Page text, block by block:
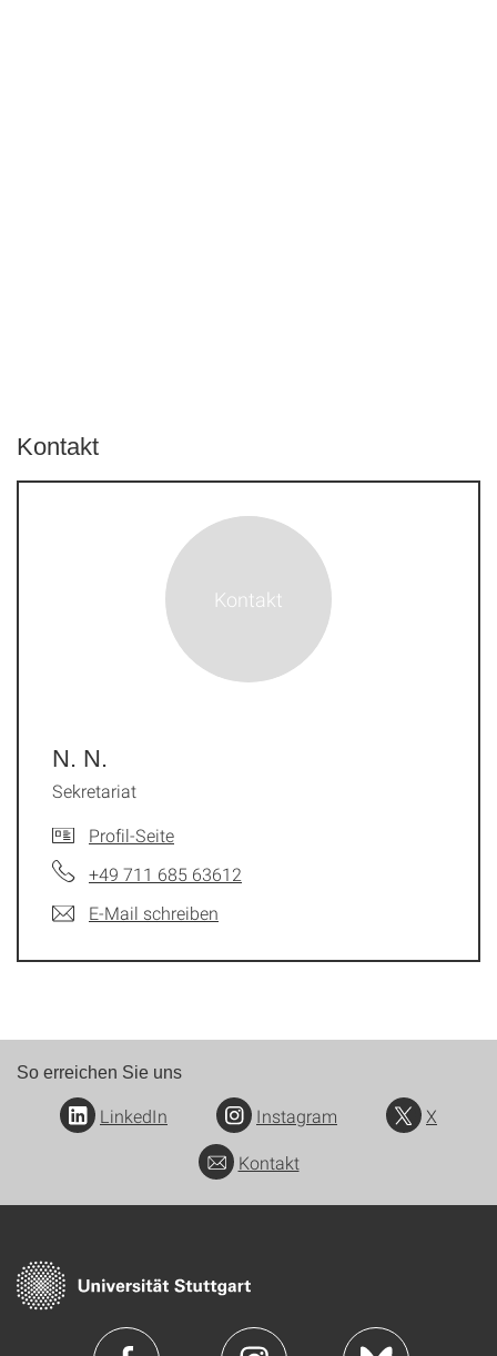
Kontakt
N. N.
Sekretariat
Profil-Seite
+49 711 685 63612
E-Mail schreiben
So erreichen Sie uns
LinkedIn Instagram
X
Kontakt